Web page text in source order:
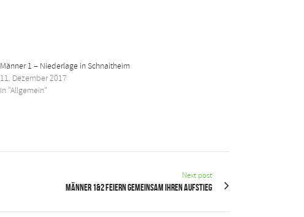
Männer 1 – Niederlage in Schnaitheim
11. Dezember 2017
In "Allgemein"
Next post
Männer 1&2 feiern gemeinsam ihren Aufstieg